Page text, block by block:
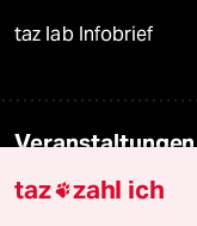
taz lab Infobrief
Veranstaltungen
taz zahl ich